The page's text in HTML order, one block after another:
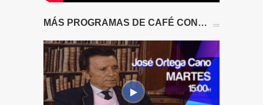
MÁS PROGRAMAS DE CAFÉ CON…